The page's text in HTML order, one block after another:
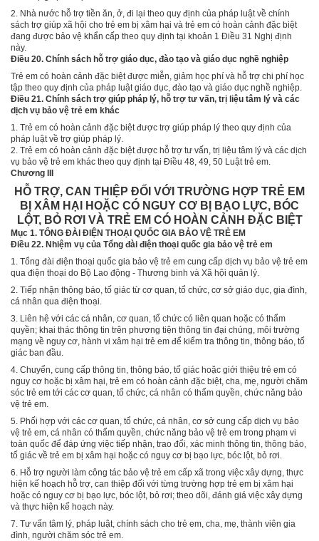
2. Nhà nước hỗ trợ tiền ăn, ở, đi lại theo quy định của pháp luật về chính
sách trợ giúp xã hội cho trẻ em bị xâm hại và trẻ em có hoàn cảnh đặc biệt
đang được bảo vệ khẩn cấp theo quy định tại khoản 1 Điều 31 Nghị định
này.
Điều 20. Chính sách hỗ trợ giáo dục, đào tạo và giáo dục nghề nghiệp
Trẻ em có hoàn cảnh đặc biệt được miễn, giảm học phí và hỗ trợ chi phí học
tập theo quy định của pháp luật giáo dục, đào tạo và giáo dục nghề nghiệp.
Điều 21. Chính sách trợ giúp pháp lý, hỗ trợ tư vấn, trị liệu tâm lý và các
dịch vụ bảo vệ trẻ em khác
1. Trẻ em có hoàn cảnh đặc biệt được trợ giúp pháp lý theo quy định của
pháp luật về trợ giúp pháp lý.
2. Trẻ em có hoàn cảnh đặc biệt được hỗ trợ tư vấn, trị liệu tâm lý và các dịch
vụ bảo vệ trẻ em khác theo quy định tại Điều 48, 49, 50 Luật trẻ em.
Chương III
HỖ TRỢ, CAN THIỆP ĐỐI VỚI TRƯỜNG HỢP TRẺ EM
BỊ XÂM HẠI HOẶC CÓ NGUY CƠ BỊ BẠO LỰC, BÓC
LỘT, BỎ RƠI VÀ TRẺ EM CÓ HOÀN CẢNH ĐẶC BIỆT
Mục 1. TỔNG ĐÀI ĐIỆN THOẠI QUỐC GIA BẢO VỆ TRẺ EM
Điều 22. Nhiệm vụ của Tổng đài điện thoại quốc gia bảo vệ trẻ em
1. Tổng đài điện thoại quốc gia bảo vệ trẻ em cung cấp dịch vụ bảo vệ trẻ em
qua điện thoại do Bộ Lao động - Thương binh và Xã hội quản lý.
2. Tiếp nhận thông báo, tố giác từ cơ quan, tổ chức, cơ sở giáo dục, gia đình,
cá nhân qua điện thoại.
3. Liên hệ với các cá nhân, cơ quan, tổ chức có liên quan hoặc có thẩm
quyền; khai thác thông tin trên phương tiện thông tin đại chúng, môi trường
mạng về nguy cơ, hành vi xâm hại trẻ em để kiểm tra thông tin, thông báo, tố
giác ban đầu.
4. Chuyển, cung cấp thông tin, thông báo, tố giác hoặc giới thiệu trẻ em có
nguy cơ hoặc bị xâm hại, trẻ em có hoàn cảnh đặc biệt, cha, mẹ, người chăm
sóc trẻ em tới các cơ quan, tổ chức, cá nhân có thẩm quyền, chức năng bảo
vệ trẻ em.
5. Phối hợp với các cơ quan, tổ chức, cá nhân, cơ sở cung cấp dịch vụ bảo
vệ trẻ em, cá nhân có thẩm quyền, chức năng bảo vệ trẻ em trong phạm vi
toàn quốc để đáp ứng việc tiếp nhận, trao đổi, xác minh thông tin, thông báo,
tố giác về trẻ em bị xâm hại hoặc có nguy cơ bị bạo lực, bóc lột, bỏ rơi.
6. Hỗ trợ người làm công tác bảo vệ trẻ em cấp xã trong việc xây dựng, thực
hiện kế hoạch hỗ trợ, can thiệp đối với từng trường hợp trẻ em bị xâm hại
hoặc có nguy cơ bị bạo lực, bóc lột, bỏ rơi; theo dõi, đánh giá việc xây dựng
và thực hiện kế hoạch này.
7. Tư vấn tâm lý, pháp luật, chính sách cho trẻ em, cha, mẹ, thành viên gia
đình, người chăm sóc trẻ em.